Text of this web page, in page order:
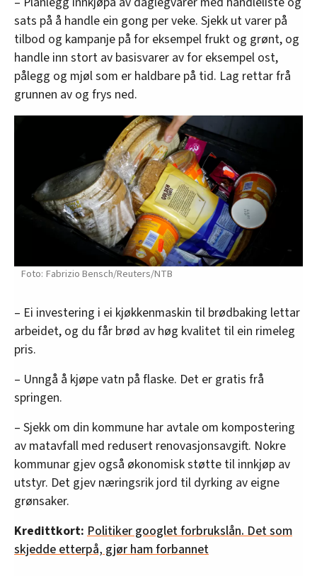
sats på å handle ein gong per veke. Sjekk ut varer på
tilbod og kampanje på for eksempel frukt og grønt, og
handle inn stort av basisvarer av for eksempel ost,
pålegg og mjøl som er haldbare på tid. Lag rettar frå
grunnen av og frys ned.
Fabrizio Bensch/Reuters/NTB
– Ei investering i ei kjøkkenmaskin til brødbaking lettar
arbeidet, og du får brød av høg kvalitet til ein rimeleg
pris.
– Unngå å kjøpe vatn på flaske. Det er gratis frå
springen.
– Sjekk om din kommune har avtale om kompostering
av matavfall med redusert renovasjonsavgift. Nokre
kommunar gjev også økonomisk støtte til innkjøp av
utstyr. Det gjev næringsrik jord til dyrking av eigne
grønsaker.
Kredittkort: Politiker googlet forbrukslån. Det som
skjedde etterpå, gjør ham forbannet